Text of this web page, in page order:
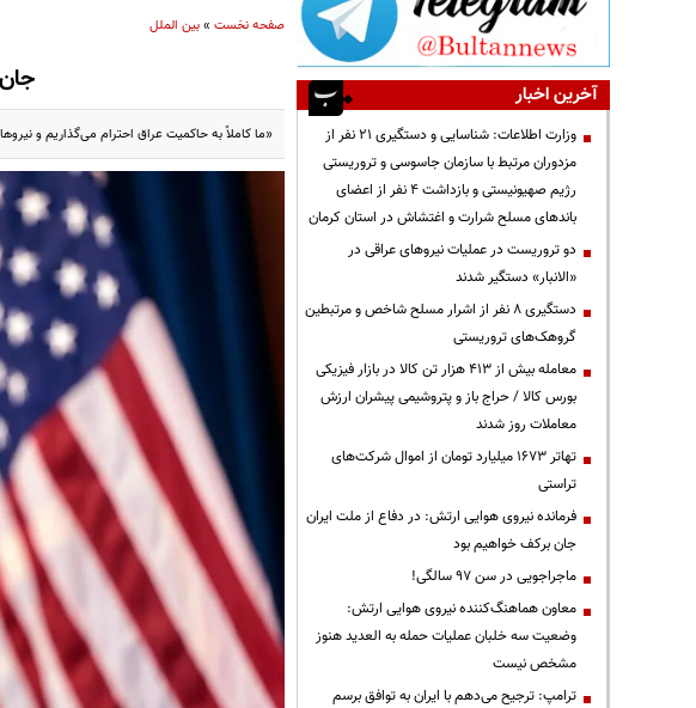
صفحه نخست»بین الملل
«ما کاملاً به حاکمیت عراق احترام می‌گذاریم و
آخرین اخبار
وزارت اطلاعات: شناسایی و دستگیری ۲۱ نفر از
مزدوران مرتبط با سازمان جاسوسی و تروریستی
رژیم صهیونیستی و بازداشت ۴ نفر از اعضای
باندهای مسلح شرارت و اغتشاش در استان کرمان
دو تروریست در عملیات نیروهای عراقی در
«الانبار» دستگیر شدند
دستگیری ۸ نفر از اشرار مسلح شاخص و مرتبطین
گروهک‌های تروریستی
معامله بیش از ۴۱۳ هزار تن کالا در بازار فیزیکی
بورس کالا / حراج باز و پتروشیمی پیشران ارزش
معاملات روز شدند
تهاتر ۱۶۷۳ میلیارد تومان از اموال شرکت‌های
تراستی
فرمانده نیروی هوایی ارتش: در دفاع از ملت ایران
جان برکف خواهیم بود
ماجراجویی در سن ۹۷ سالگی!
معاون هماهنگ‌کننده نیروی هوایی ارتش:
وضعیت سه خلبان عملیات حمله به العدید هنوز
مشخص نیست
ترامپ: ترجیح می‌دهم با ایران به توافق برسم